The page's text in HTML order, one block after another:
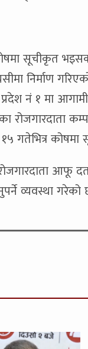
सूचीकृत
निर्माण
नं १ मा
गतेभित्र
आफू
व्यवस्था गरेको